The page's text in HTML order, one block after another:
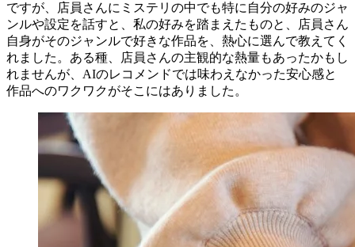
ですが、店員さんにミステリの中でも特に自分の好みのジャ
ンルや設定を話すと、私の好みを踏まえたものと、店員さん
自身がそのジャンルで好きな作品を、熱心に選んで教えてく
れました。ある種、店員さんの主観的な熱量もあったかもし
れませんが、AIのレコメンドでは味わえなかった安心感と
作品へのワクワクがそこにはありました。